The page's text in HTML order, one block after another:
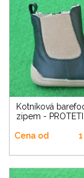
Kotníková barefoot s postranním
zipem -
Cena od